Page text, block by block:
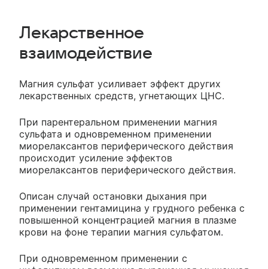
Лекарственное
взаимодействие
Магния сульфат усиливает эффект других
лекарственных средств, угнетающих ЦНС.
При парентеральном применении магния
сульфата и одновременном применении
миорелаксантов периферического действия
происходит усиление эффектов
миорелаксантов периферического действия.
Описан случай остановки дыхания при
применении гентамицина у грудного ребенка с
повышенной концентрацией магния в плазме
крови на фоне терапии магния сульфатом.
При одновременном применении с